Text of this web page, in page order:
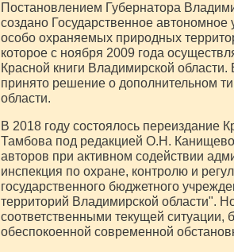
Постановлением Губернатора
создано Государственное
особо охраняемых природных
которое с ноября 2009 года
Красной книги Владимирской
принято решение о дополнительном
области.
В 2018 году состоялось переиздание
Тамбова под редакцией О.Н.
авторов при активном содействии
инспекция по охране, контролю и
государственного бюджетного
территорий Владимирской области".
соответственными текущей
обеспокоенной современной